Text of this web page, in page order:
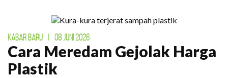
KABAR BARU 08 JUNI 2026
Cara Meredam Gejolak Harga
Plastik